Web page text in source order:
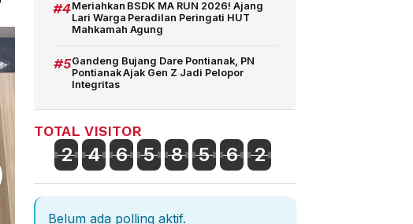
#4Meriahkan BSDK MA RUN 2026! Ajang
Lari Warga Peradilan Peringati HUT
Mahkamah Agung
#5Gandeng Bujang Dare Pontianak, PN
Pontianak Ajak Gen Z Jadi Pelopor
Integritas
TOTAL VISITOR
2 4 6 5 8 5 6 2
Belum ada polling aktif.